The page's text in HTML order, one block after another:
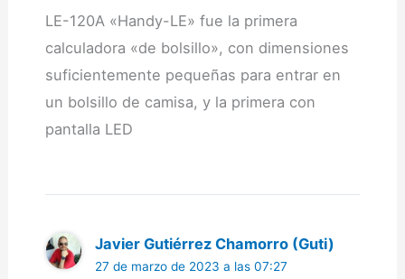
LE-120A «Handy-LE» fue la primera
calculadora «de bolsillo», con dimensiones
suficientemente pequeñas para entrar en
un bolsillo de camisa, y la primera con
pantalla LED
Javier Gutiérrez Chamorro (Guti)
27 de marzo de 2023 a las 07:27